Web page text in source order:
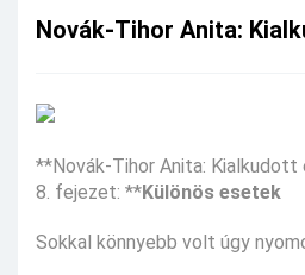
Novák-Tihor Anita:
**Novák-Tihor Anita: Kialkudott
8. fejezet: **Különös esetek
Sokkal könnyebb volt úgy